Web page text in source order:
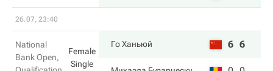
26.07, 23:40
National
Bank Open,
Female
Single
Го Ханьюй 6 6